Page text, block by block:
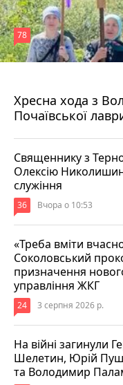
Хресна хода з
Почаївської
78
Священнику з
Олексію
служіння
36 Вчора о 10:53
«Треба вміти
Соколовський
призначення
управління ЖКГ
24 3 серпня 2026 р.
На війні загинули
Шелетин, Юрій
та Володимир